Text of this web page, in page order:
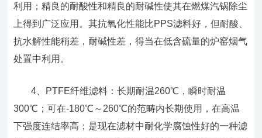
利用；精良的耐酸性和精良的耐碱性使其在燃煤汽锅除尘
上得到广泛应用。其抗氧化性能比PPS滤料好，但耐酸、
抗水解性能稍差，耐碱性差，得当在低含硫量的炉窑烟气
处置中利用。
4、PTFE纤维滤料：长期耐温260℃，瞬时耐温
300℃；可在-180℃～260℃的范畴内长期使用，在高温
下强度连结率高；是现在滤材中耐化学腐蚀性好的一种滤